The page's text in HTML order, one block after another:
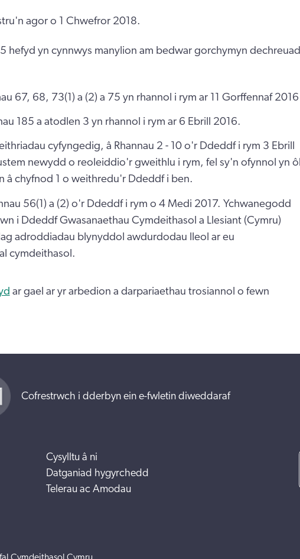
agor o 1 Chwefror 2018.
hefyd yn cynnwys manylion am bedwar gorchymyn dechreuad
67, 68, 73(1) a (2) a 75 yn rhannol i rym ar 11 Gorffennaf 2016
185 a atodlen 3 yn rhannol i rym ar 6 Ebrill 2016.
cyfyngedig, â Rhannau 2 - 10 o'r Ddeddf i rym 3 Ebrill
newydd o reoleiddio'r gweithlu i rym, fel sy'n ofynnol yn ôl
â chyfnod 1 o weithredu'r Ddeddf i ben.
56(1) a (2) o'r Ddeddf i rym o 4 Medi 2017. Ychwanegodd
i Ddeddf Gwasanaethau Cymdeithasol a Llesiant (Cymru)
adroddiadau blynyddol awdurdodau lleol ar eu
cymdeithasol.
ar gael ar yr arbedion a darpariaethau trosiannol o fewn
Cofrestrwch i dderbyn ein e-fwletin diweddaraf
Cysylltu â ni
Datganiad hygyrchedd
Telerau ac Amodau